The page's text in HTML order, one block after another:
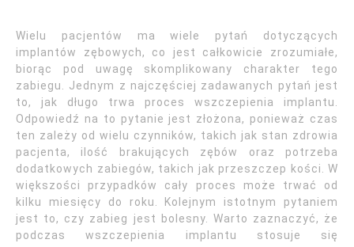
Wielu pacjentów ma wiele pytań dotyczących
implantów zębowych, co jest całkowicie zrozumiałe,
biorąc pod uwagę skomplikowany charakter tego
zabiegu. Jednym z najczęściej zadawanych pytań jest
to, jak długo trwa proces wszczepienia implantu.
Odpowiedź na to pytanie jest złożona, ponieważ czas
ten zależy od wielu czynników, takich jak stan zdrowia
pacjenta, ilość brakujących zębów oraz potrzeba
dodatkowych zabiegów, takich jak przeszczep kości. W
większości przypadków cały proces może trwać od
kilku miesięcy do roku. Kolejnym istotnym pytaniem
jest to, czy zabieg jest bolesny. Warto zaznaczyć, że
podczas wszczepienia implantu stosuje się